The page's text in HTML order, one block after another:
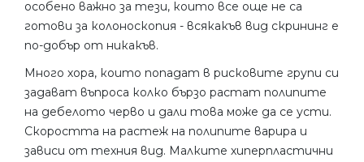
особено важно за тези, които все още не са
готови за колоноскопия - всякакъв вид скрининг е
по-добър от никакъв.
Много хора, които попадат в рисковите групи си
задават въпроса колко бързо растат полипите
на дебелото черво и дали това може да се усти.
Скоростта на растеж на полипите варира и
зависи от техния вид. Малките хиперпластични